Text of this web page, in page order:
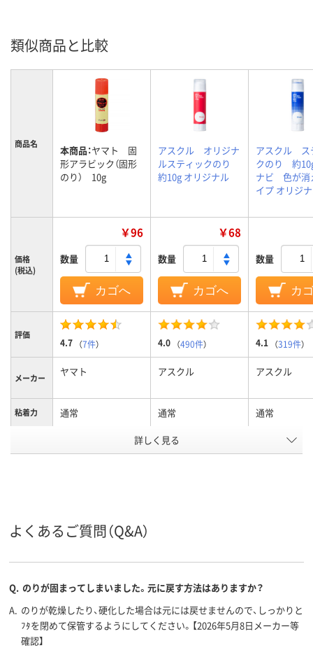
類似商品と比較
商品名 本商品：ヤマト 固
形アラビック（固形
のり） 10g
アスクル オリジナ
ルスティックのり
約10g オリジナル
アスクル ス
クのり 約
ナビ 色が消
イプ オリジ
価格
(税込)
￥96
数量
カゴへ
￥68
数量
カゴへ
数量
カ
評価
4.7 （7件） 4.0 （490件） 4.1 （319件）
メーカー ヤマト アスクル アスクル
粘着力 通常 通常 通常
スティック スティック
詳しく見る
よくあるご質問（Q&A）
Q. のりが固まってしまいました。元に戻す方法はありますか？
A. のりが乾燥したり、硬化した場合は元には戻せませんので、しっかりと
ﾌﾀを閉めて保管するようにしてください。【2026年5月8日メーカー等
確認】